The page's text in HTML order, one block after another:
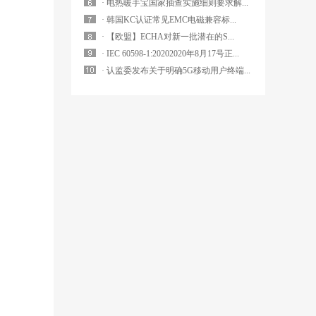
· 电热暖手宝国家抽查实施细则要求解...
· 韩国KC认证常见EMC电磁兼容标...
· 【欧盟】ECHA对新一批潜在的S...
· IEC 60598-1:20202020年8月17号正...
· 认监委发布关于明确5G移动用户终端...